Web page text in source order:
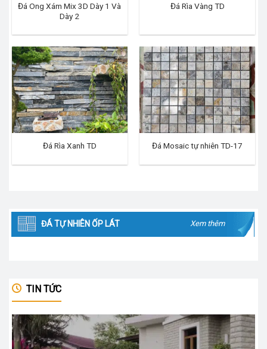
Đá Ong Xám Mix 3D Dày 1 Và
Dày 2
Đá Rìa Vàng TD
Đá Rìa Xanh TD Đá Mosaic tự nhiên TD-17
ĐÁ TỰ NHIÊN ỐP LÁT Xem thêm
TIN TỨC